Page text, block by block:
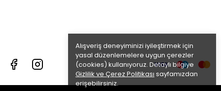
Alışveriş deneyiminizi iyileştirmek için
yasal düzenlemelere uygun çerezler
(cookies) kullanıyoruz. Detaylı bilgiye
Gizlilik ve Çerez Politikası sayfamızdan
erişebilirsiniz.